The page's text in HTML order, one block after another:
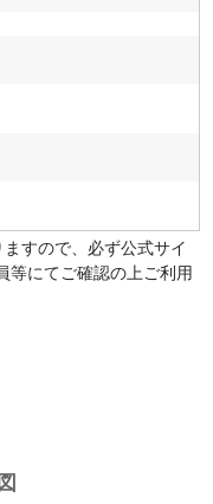
すので、必ず公式サイ
等にてご確認の上ご利用